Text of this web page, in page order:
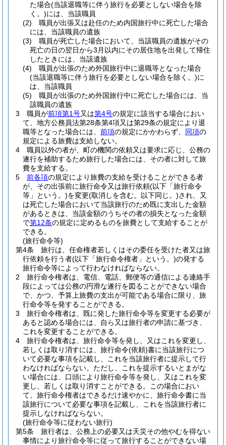
た場合(当該退職等に伴う旅行を必要としない場合を除
く。)には、当該職員
(2)
職員が出張又は赴任のため内国旅行中に死亡した場合
には、当該職員の遺族
(3)
職員が死亡した場合において、当該職員の遺族がその
死亡の日の翌日から3月以内にその居住地を出発して帰住
したときには、当該遺族
(4)
職員が出張のため外国旅行中に退職等となった場合
(当該退職等に伴う旅行を必要としない場合を除く。)に
は、当該職員
(5)
職員が出張のため外国旅行中に死亡した場合には、当
該職員の遺族
3
職員が前項第1号又は第4号の規定に該当する場合におい
て、地方公務員法第28条第4項又は第29条の規定により退
職等となった場合には、 前項の規定にかかわらず、 同項の
規定による旅費は支給しない。
4
職員以外の者が、町の機関の依頼又は要求に応じ、公務の
遂行を補助するため旅行した場合には、その者に対して旅
費を支給する。
5
前各項の規定により旅費の支給を受けることができる者
が、その出張前に旅行命令又は旅行依頼(以下「旅行命令
等」という。)を変更(取消しを含む。以下同じ。)され、又
は死亡した場合において当該旅行のため既に支出した金額
があるときは、当該金額のうちその者の損失となった金額
で第12条の規定に定めるものを旅費として支給することが
できる。
(旅行命令等)
第4条
旅行は、任命権者若しくはその委任を受けた者又は旅
行依頼を行う者(以下「旅行命令権者」という。)の発する
旅行命令等によって行わなければならない。
2
旅行命令権者は、電信、電話、郵便等の通信による連絡手
段によっては公務の円滑な遂行を図ることができない場合
で、かつ、予算上旅費の支出が可能である場合に限り、旅
行命令等を発することができる。
3
旅行命令権者は、既に発した旅行命令等を変更する必要が
あると認める場合には、自ら又は旅行者の申請に基づき、
これを変更することができる。
4
旅行命令権者は、旅行命令等を発し、又はこれを変更し、
若しくは取り消すには、旅行命令(依頼)書に当該旅行につ
いて必要な事項を記載し、これを当該旅行者に提示して行
わなければならない。 ただし、これを提示するいとまがな
い場合には、口頭により旅行命令等を発し、又はこれを変
更し、若しくは取り消すことができる。
この場合におい
て、旅行命令権者はできるだけ速やかに、旅行命令書に当
該旅行について必要な事項を記載し、これを当該旅行者に
提示しなければならない。
(旅行命令等に従わない旅行)
第5条
旅行者は、公務上の必要又は天災その他やむを得ない
事情により旅行命令等に従って旅行することができない場